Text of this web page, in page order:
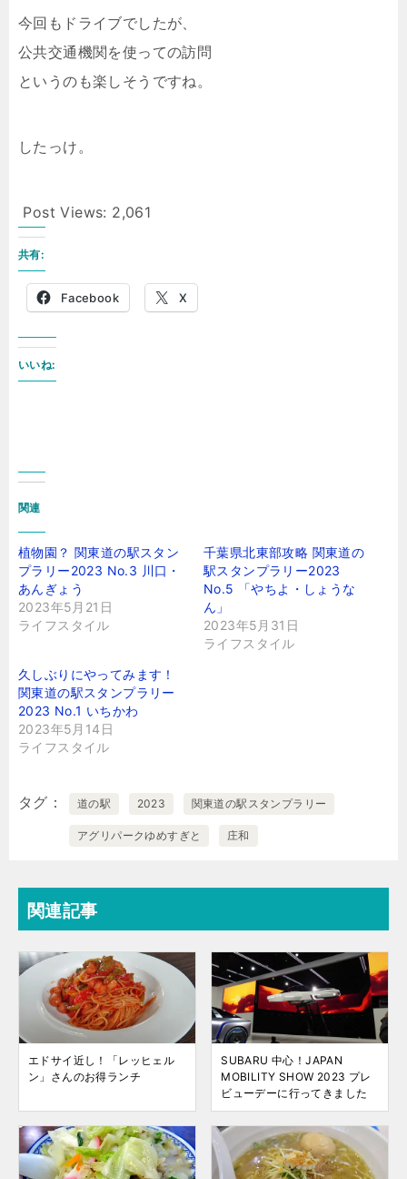
今回もドライブでしたが、
公共交通機関を使っての訪問
というのも楽しそうですね。
したっけ。
Post Views: 2,061
共有:
Facebook X
いいね:
関連
植物園？ 関東道の駅スタン
プラリー2023 No.3 川口・
あんぎょう
2023年5月21日
ライフスタイル
千葉県北東部攻略 関東道の
駅スタンプラリー2023
No.5 「やちよ・しょうな
ん」
2023年5月31日
ライフスタイル
久しぶりにやってみます！
関東道の駅スタンプラリー
2023 No.1 いちかわ
2023年5月14日
ライフスタイル
タグ 道の駅 2023 関東道の駅スタンプラリー
アグリパークゆめすぎと 庄和
関連記事
エドサイ近し！「レッヒェル
ン」さんのお得ランチ
SUBARU 中心！JAPAN
MOBILITY SHOW 2023 プレ
ビューデーに行ってきました